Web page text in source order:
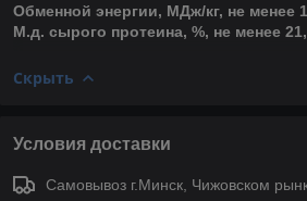
Обменной энергии, МДж/кг, не менее
М.д. сырого протеина, %, не менее
Скрыть
Условия доставки
Самовывоз г.Минск, Чижовском